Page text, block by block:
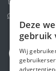
Deze
gebruik
Wij